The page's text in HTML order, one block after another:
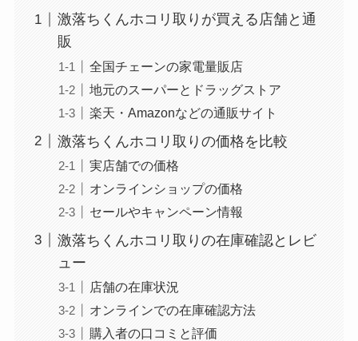
激落ちくんホコリ取りが買える店舗と通
販
全国チェーンの家電量販店
地元のスーパーとドラッグストア
楽天・Amazonなどの通販サイト
激落ちくんホコリ取りの価格を比較
実店舗での価格
オンラインショップの価格
セールやキャンペーン情報
激落ちくんホコリ取りの在庫確認とレビ
ュー
店舗の在庫状況
オンラインでの在庫確認方法
購入者の口コミと評価